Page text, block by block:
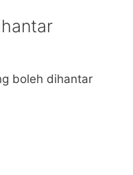
boleh dihantar